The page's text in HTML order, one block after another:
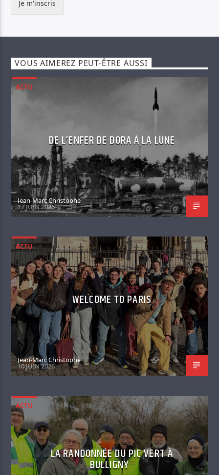
Je m'inscris
VOUS AIMEREZ PEUT-ÊTRE AUSSI
ACTU
DE L’ENFER DE DORA À LA LUNE
Jean-Marc Christophe
17 JUIN 2026
ACTU
WELCOME TO PARIS
Jean-Marc Christophe
10 JUIN 2026
ACTU
LA RANDONNÉE DU PIC VERT À
BULLIGNY